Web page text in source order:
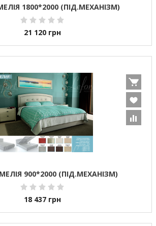
1800*2000 (ПІД.МЕХАНІЗМ)
21 120 грн
900*2000 (ПІД.МЕХАНІЗМ)
18 437 грн